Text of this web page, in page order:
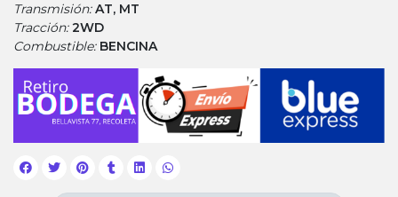
Transmisión:AT, MT
Tracción:2WD
Combustible: BENCINA